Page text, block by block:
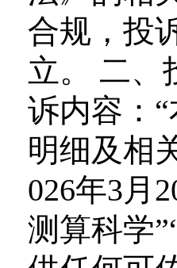
合规，投
立。 二、
诉内容：
明细及相
026年3月
测算科学